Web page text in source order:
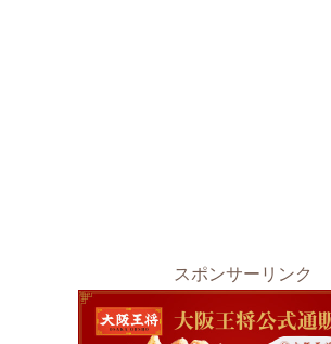
スポンサーリンク